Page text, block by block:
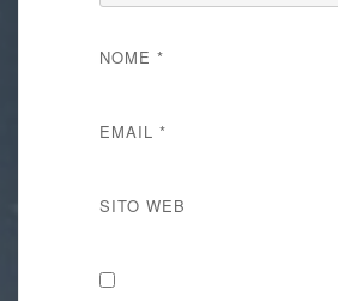
NOME *
EMAIL *
SITO WEB